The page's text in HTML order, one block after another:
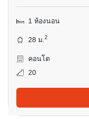
1 ห้องนอน
28 ม.2
คอนโด
20